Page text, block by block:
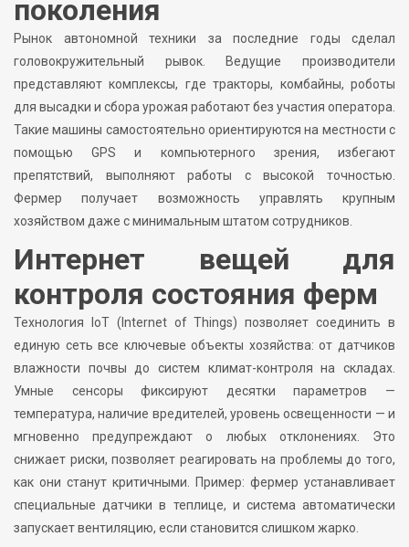
поколения
Рынок автономной техники за последние годы сделал
головокружительный рывок. Ведущие производители
представляют комплексы, где тракторы, комбайны, роботы
для высадки и сбора урожая работают без участия оператора.
Такие машины самостоятельно ориентируются на местности с
помощью GPS и компьютерного зрения, избегают
препятствий, выполняют работы с высокой точностью.
Фермер получает возможность управлять крупным
хозяйством даже с минимальным штатом сотрудников.
Интернет вещей для
контроля состояния ферм
Технология IoT (Internet of Things) позволяет соединить в
единую сеть все ключевые объекты хозяйства: от датчиков
влажности почвы до систем климат-контроля на складах.
Умные сенсоры фиксируют десятки параметров —
температура, наличие вредителей, уровень освещенности — и
мгновенно предупреждают о любых отклонениях. Это
снижает риски, позволяет реагировать на проблемы до того,
как они станут критичными. Пример: фермер устанавливает
специальные датчики в теплице, и система автоматически
запускает вентиляцию, если становится слишком жарко.